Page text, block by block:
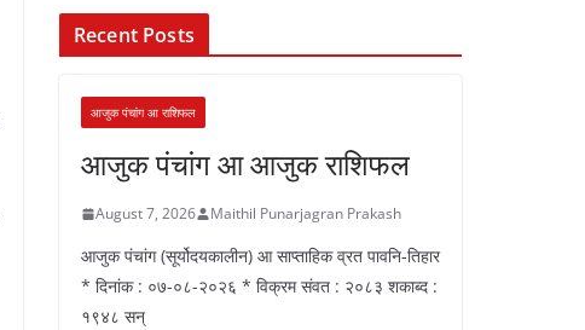
Recent Posts
आजुक पंचांग आ राशिफल
आजुक पंचांग आ आजुक राशिफल
August 7, 2026 Maithil Punarjagran Prakash
आजुक पंचांग (सूर्योदयकालीन) आ साप्ताहिक व्रत पावनि-तिहार
* दिनांक : ०७-०८-२०२६ * विक्रम संवत : २०८३ शकाब्द :
१९४८ सन्